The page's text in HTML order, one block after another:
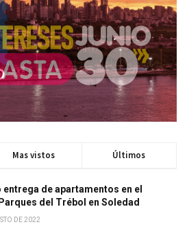
Mas vistos Últimos
entrega de apartamentos en el
del Trébol en Soledad
DE 2022